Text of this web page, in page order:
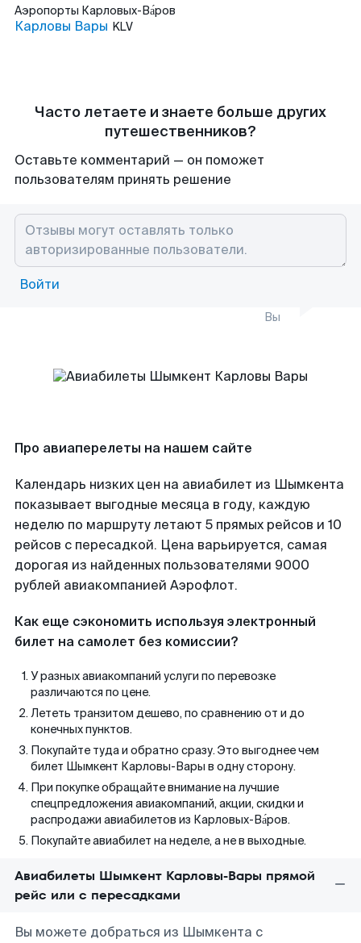
Аэропорты Карловых-Ва́ров
Карловы Вары KLV
Часто летаете и знаете больше других
путешественников?
Оставьте комментарий — он поможет
пользователям принять решение
Войти
Вы
Про авиаперелеты на нашем сайте
Календарь низких цен на авиабилет из Шымкента
показывает выгодные месяца в году, каждую
неделю по маршруту летают 5 прямых рейсов и 10
рейсов с пересадкой. Цена варьируется, самая
дорогая из найденных пользователями 9000
рублей авиакомпанией Аэрофлот.
Как еще сэкономить используя электронный
билет на самолет без комиссии?
У разных авиакомпаний услуги по перевозке
различаются по цене.
Лететь транзитом дешево, по сравнению от и до
конечных пунктов.
Покупайте туда и обратно сразу. Это выгоднее чем
билет Шымкент Карловы-Вары в одну сторону.
При покупке обращайте внимание на лучшие
спецпредложения авиакомпаний, акции, скидки и
распродажи авиабилетов из Карловых-Ва́ров.
Покупайте авиабилет на неделе, а не в выходные.
Авиабилеты Шымкент Карловы-Вары прямой
рейс или с пересадками
Вы можете добраться из Шымкента с